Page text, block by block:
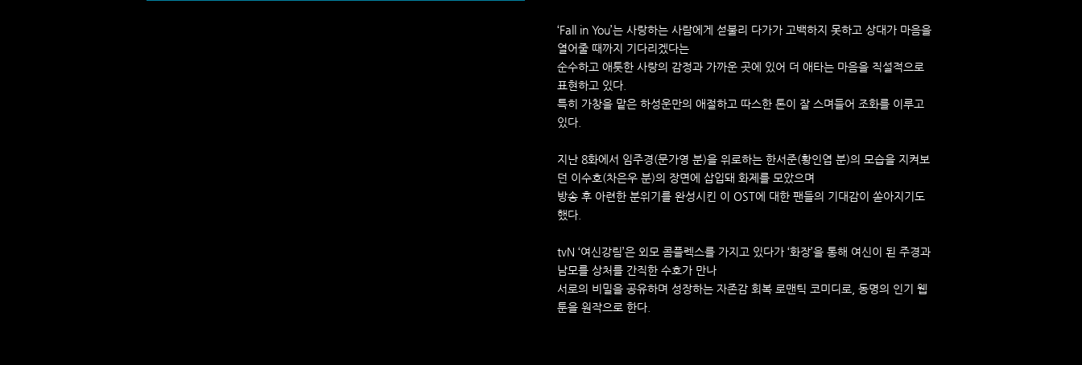
‘Fall in You’는 사랑하는 사람에게 섣불리 다가가 고백하지 못하고 상대가 마음을
열어줄 때까지 기다리겠다는
순수하고 애틋한 사랑의 감정과 가까운 곳에 있어 더 애타는 마음을 직설적으로
표현하고 있다.
특히 가창을 맡은 하성운만의 애절하고 따스한 톤이 잘 스며들어 조화를 이루고
있다.
지난 8화에서 임주경(문가영 분)을 위로하는 한서준(황인엽 분)의 모습을 지켜보
던 이수호(차은우 분)의 장면에 삽입돼 화제를 모았으며
방송 후 아련한 분위기를 완성시킨 이 OST에 대한 팬들의 기대감이 쏟아지기도
했다.
tvN ‘여신강림’은 외모 콤플렉스를 가지고 있다가 ‘화장’을 통해 여신이 된 주경과
남모를 상처를 간직한 수호가 만나
서로의 비밀을 공유하며 성장하는 자존감 회복 로맨틱 코미디로, 동명의 인기 웹
툰을 원작으로 한다.